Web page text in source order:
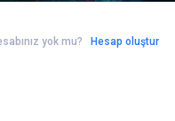
yok mu? Hesap oluştur